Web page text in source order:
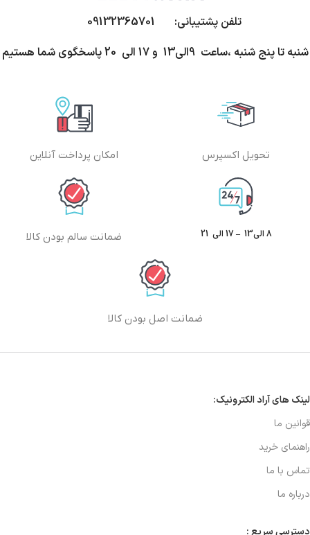
تلفن پشتیبانی: 09132365701
شنبه تا پنج شنبه ،ساعت 9الی13 و 17 الی 20 پاسخگوی شما هستیم
تحویل اکسپرس امکان پرداخت آنلاین
8 الی13 – 17 الی 21 ضمانت سالم بودن کالا
ضمانت اصل بودن کالا
لینک های آراد الکترونیک:
قوانین ما
راهنمای خرید
تماس با ما
درباره ما
دسترسی سریع :